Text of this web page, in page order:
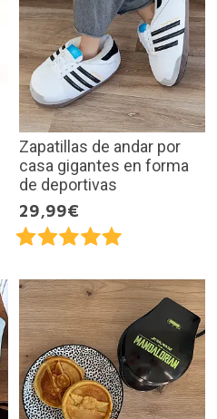
Zapatillas de andar por
casa gigantes en forma
de deportivas
29,99€